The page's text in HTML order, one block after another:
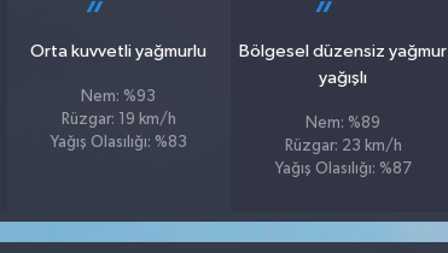
Orta kuvvetli yağmurlu
Nem: %93
Rüzgar: 19 km/h
Yağış Olasılığı: %83
Bölgesel düzensiz yağmur
yağışlı
Nem: %89
Rüzgar: 23 km/h
Yağış Olasılığı: %87